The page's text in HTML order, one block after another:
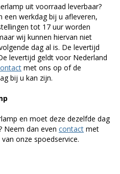
uit voorraad leverbaar?
een werkdag bij u afleveren,
tot 17 uur worden
wij kunnen hiervan niet
dag al is. De levertijd
levertijd geldt voor Nederland
met ons op of de
bij u kan zijn.
en moet deze dezelfde dag
Neem dan even contact met
onze spoedservice.